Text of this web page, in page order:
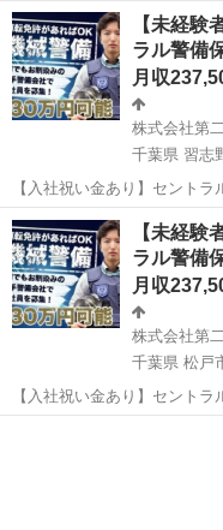
します。 将来的に組織を担
しています。 【具体的には…】 ■現場の巡回・状況確認 ■警備スタッ
フの育成・管理 ■現...
東京 渋谷区 警備員
【未経験
ラル警備
月収
株式会社第
千葉県 習志
【入社祝い金あり】セント
機械警備の正社員 - 実籾駅 【応募先企業名】株式会社第二章(転職相談
事業部) 【雇用形態】正社員
【応募資格】 ...
千葉 習志野市 警備員
【未経験
ラル警備
月収
株式会社第
千葉県 松戸
【入社祝い金あり】セント
機械警備の正社員 - 新八柱 駅 【応募先企業名】株式会社第二章(転職